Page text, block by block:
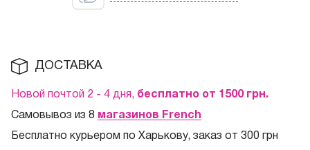
ДОСТАВКА
Новой почтой 2 - 4 дня, бесплатно от 1500 грн.
Самовывоз из 8 магазинов French
Бесплатно курьером по Харькову, заказ от 300 грн